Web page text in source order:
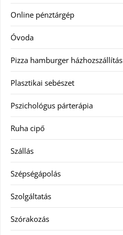
Online pénztárgép
Óvoda
Pizza hamburger házhozszállítás
Plasztikai sebészet
Pszichológus párterápia
Ruha cipő
Szállás
Szépségápolás
Szolgáltatás
Szórakozás